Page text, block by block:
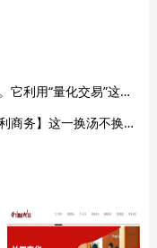
金融概念进行包装，迷惑性非常强。
骗局背后，隐藏着怎样的致命陷阱？